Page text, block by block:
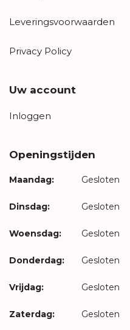
Leveringsvoorwaarden
Privacy Policy
Uw account
Inloggen
Openingstijden
Maandag: Gesloten
Dinsdag: Gesloten
Woensdag: Gesloten
Donderdag: Gesloten
Vrijdag: Gesloten
Zaterdag: Gesloten